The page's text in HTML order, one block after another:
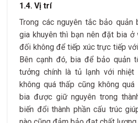
1.4. Vị trí
Trong các nguyên tắc bảo quản
gia khuyên thì bạn nên đặt bia
đối không để tiếp xúc trực tiếp
Bên cạnh đó, bia để bảo quản
tưởng chính là tủ lạnh với
không quá thấp cũng không
bia được giữ nguyên trong
biến đổi thành phần cấu trúc